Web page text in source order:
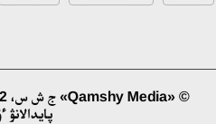
پايدالانۋ